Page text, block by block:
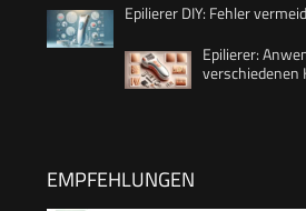
Epilierer DIY: Fehler
Epilierer:
verschiedenen
EMPFEHLUNGEN